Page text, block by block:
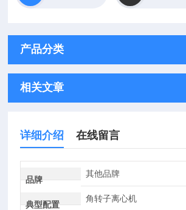
产品分类
相关文章
详细介绍 在线留言
品牌
其他品牌
典型配置
角转子离心机